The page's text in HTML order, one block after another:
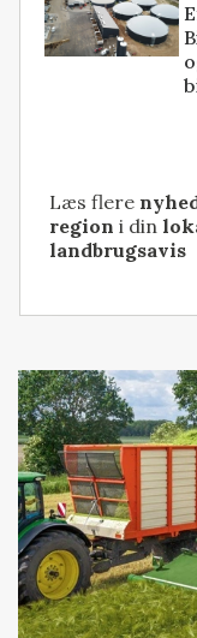
Læs flere
region i din
landbrugsavis